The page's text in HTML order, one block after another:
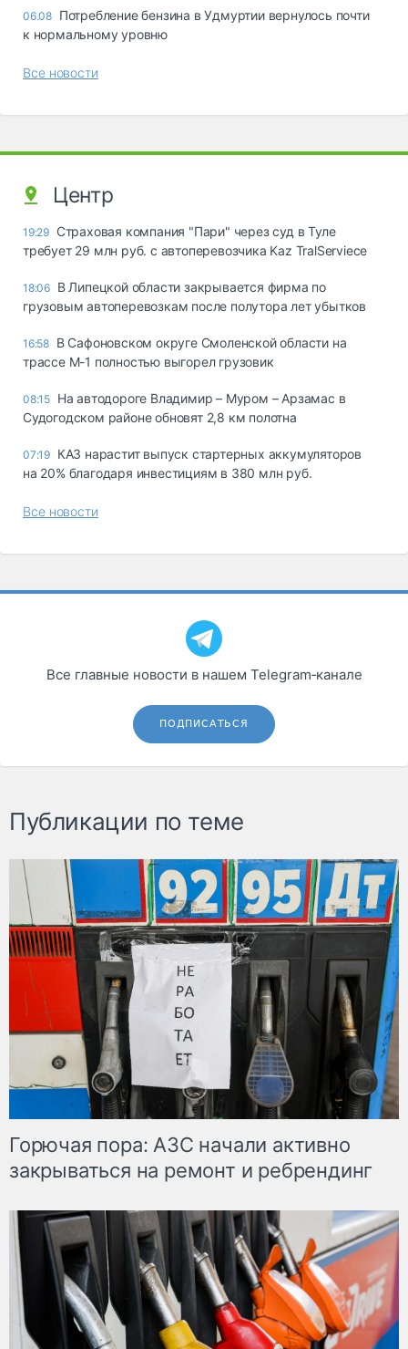
06.08 Потребление бензина в Удмуртии вернулось почти
к нормальному уровню
Все новости
Центр
19:29 Страховая компания "Пари" через суд в Туле
требует 29 млн руб. с автоперевозчика Kaz TralServiece
18:06 В Липецкой области закрывается фирма по
грузовым автоперевозкам после полутора лет убытков
16:58 В Сафоновском округе Смоленской области на
трассе М-1 полностью выгорел грузовик
08:15 На автодороге Владимир – Муром – Арзамас в
Судогодском районе обновят 2,8 км полотна
07:19 КАЗ нарастит выпуск стартерных аккумуляторов
на 20% благодаря инвестициям в 380 млн руб.
Все новости
Все главные новости в нашем Telegram‑канале
ПОДПИСАТЬСЯ
Публикации по теме
Горючая пора: АЗС начали активно
закрываться на ремонт и ребрендинг